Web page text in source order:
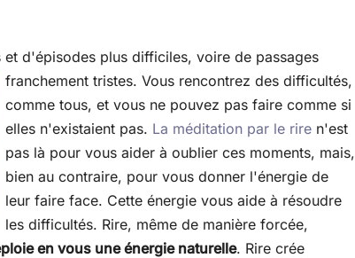
d'épisodes plus difficiles, voire de passages
franchement tristes. Vous rencontrez des difficultés,
comme tous, et vous ne pouvez pas faire comme si
elles n'existaient pas. La méditation par le rire n'est
pas là pour vous aider à oublier ces moments, mais,
bien au contraire, pour vous donner l'énergie de
leur faire face. Cette énergie vous aide à résoudre
les difficultés. Rire, même de manière forcée,
en vous une énergie naturelle. Rire crée